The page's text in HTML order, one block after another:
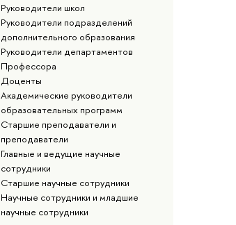
Руководители школ
Руководители подразделений
дополнительного образования
Руководители департаментов
Профессора
Доценты
Академические руководители
образовательных программ
Старшие преподаватели и
преподаватели
Главные и ведущие научные
сотрудники
Старшие научные сотрудники
Научные сотрудники и младшие
научные сотрудники